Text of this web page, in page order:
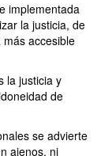
implementada
la justicia, de
accesible
la justicia y
de
se advierte
ajenos, ni